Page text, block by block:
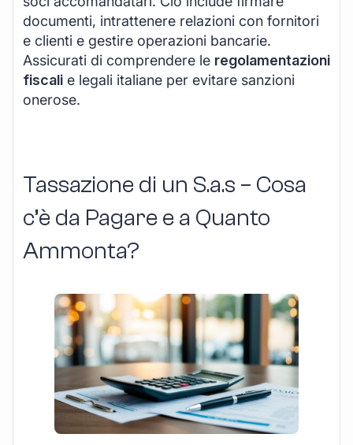
documenti, intrattenere relazioni con fornitori
e clienti e gestire operazioni bancarie.
Assicurati di comprendere le regolamentazioni
fiscali e legali italiane per evitare sanzioni
onerose.
Tassazione di un S.a.s – Cosa
c’è da Pagare e a Quanto
Ammonta?